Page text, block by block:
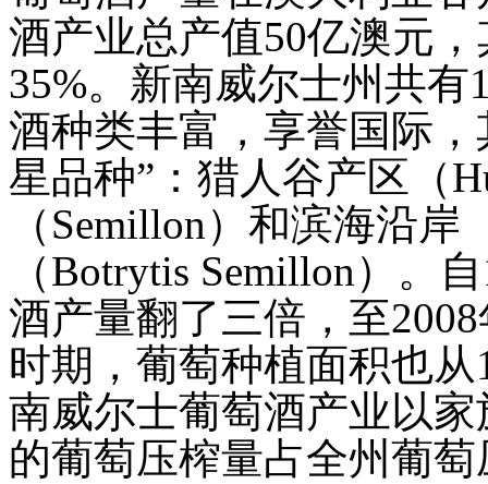
酒产业总产值50亿澳元
35%。新南威尔士州共
酒种类丰富，享誉国际
星品种”：猎人谷产区（
（Semillon）和滨海沿
（Botrytis Semillon）。
酒产量翻了三倍，至
时期，葡萄种植面积也
南威尔士葡萄酒产业以
的葡萄压榨量占全州葡